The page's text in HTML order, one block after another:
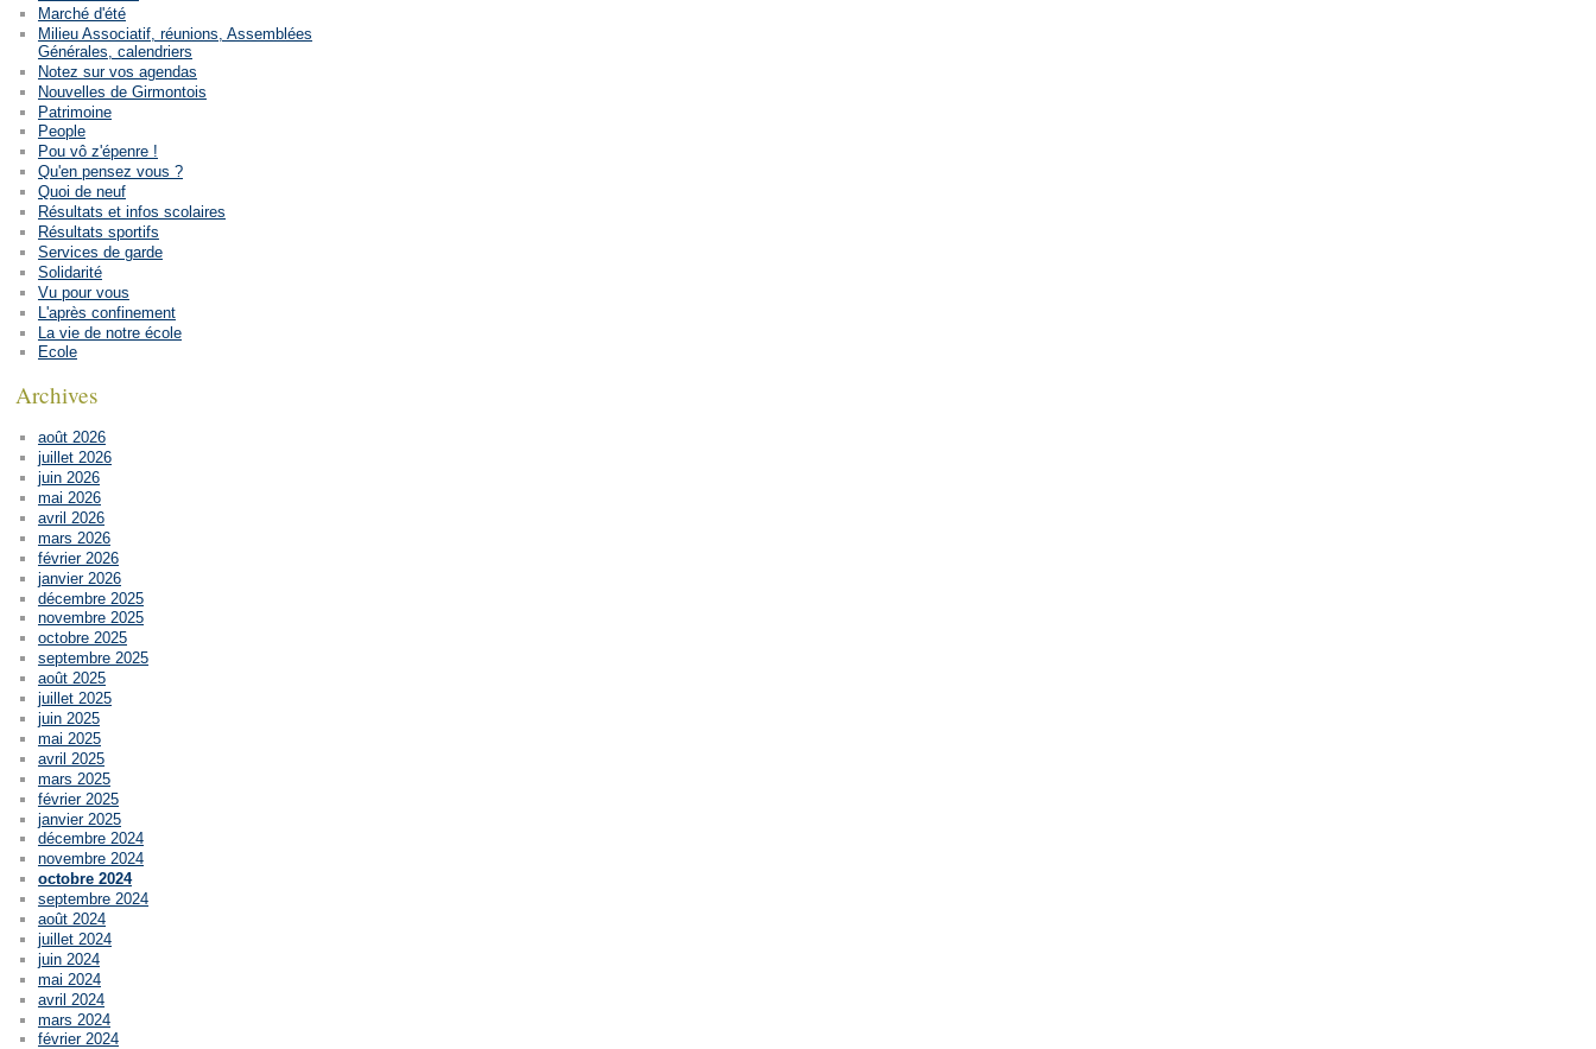
Marché d'été
Milieu Associatif, réunions, Assemblées
Générales, calendriers
Notez sur vos agendas
Nouvelles de Girmontois
Patrimoine
People
Pou vô z'épenre !
Qu'en pensez vous ?
Quoi de neuf
Résultats et infos scolaires
Résultats sportifs
Services de garde
Solidarité
Vu pour vous
L'après confinement
La vie de notre école
Ecole
Archives
août 2026
juillet 2026
juin 2026
mai 2026
avril 2026
mars 2026
février 2026
janvier 2026
décembre 2025
novembre 2025
octobre 2025
septembre 2025
août 2025
juillet 2025
juin 2025
mai 2025
avril 2025
mars 2025
février 2025
janvier 2025
décembre 2024
novembre 2024
octobre 2024
septembre 2024
août 2024
juillet 2024
juin 2024
mai 2024
avril 2024
mars 2024
février 2024